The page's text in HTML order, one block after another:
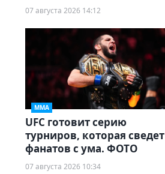
07 августа 2026 14:12
ММА
UFC готовит серию
турниров, которая сведет
фанатов с ума. ФОТО
07 августа 2026 10:34